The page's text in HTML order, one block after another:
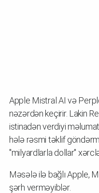
Apple Mistral AI və
nəzərdən keçirir. Lakin
istinadən verdiyi
hələ rəsmi təklif
"milyardlarla dollar"
Məsələ ilə bağlı Apple,
şərh verməyiblər.